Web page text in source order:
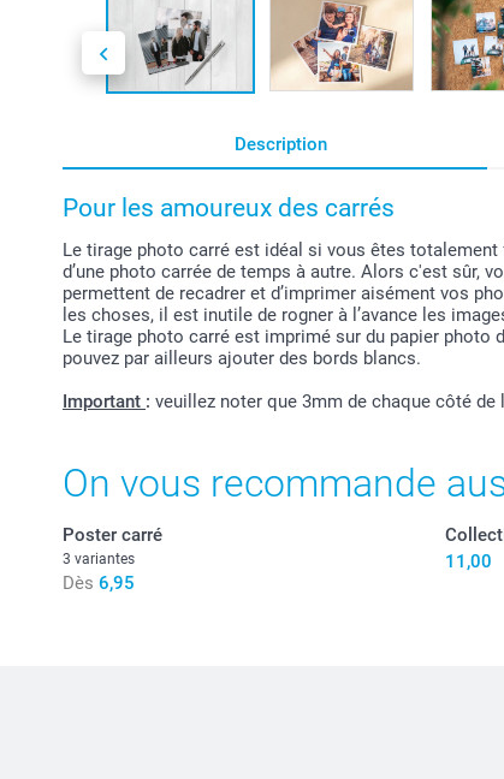
Description
Pour les amoureux des carrés
Le tirage photo carré est idéal si vous êtes
d’une photo carrée de temps à autre. Alors c'est sûr,
permettent de recadrer et d’imprimer aisément vos
les choses, il est inutile de rogner à l’avance les
Le tirage photo carré est imprimé sur du papier photo
pouvez par ailleurs ajouter des bords blancs.
Important : veuillez noter que 3mm de chaque côté
On vous recommande
Poster carré
3 variantes
Dès 6,95
11,00